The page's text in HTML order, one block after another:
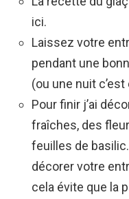
ici.
Laissez votre
pendant une
(ou une nuit
Pour finir j’ai
fraîches, des
feuilles de
décorer votre
cela évite que la